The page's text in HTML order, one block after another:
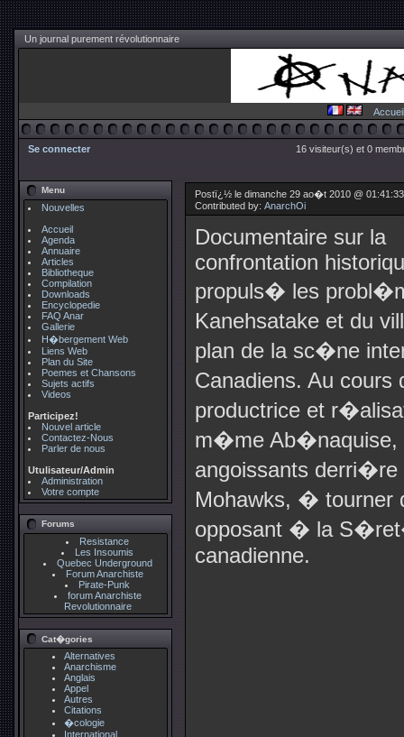
Un journal purement révolutionnaire
Accueil
Se connecter 16 visiteur(s) et 0
Menu
Nouvelles
Accueil
Agenda
Annuaire
Articles
Bibliotheque
Compilation
Downloads
Encyclopedie
FAQ Anar
Gallerie
H�bergement Web
Liens Web
Plan du Site
Poemes et Chansons
Sujets actifs
Videos
Participez!
Nouvel article
Contactez-Nous
Parler de nous
Utulisateur/Admin
Administration
Votre compte
Forums
Resistance
Les Insoumis
Quebec Underground
Forum Anarchiste
Pirate-Punk
forum Anarchiste
Revolutionnaire
Cat�gories
Alternatives
Anarchisme
Anglais
Appel
Autres
Citations
�cologie
International
Postï¿½ le dimanche 29 ao�t 2010 @
Contributed by: AnarchOi
Documentaire sur la
confrontation
propuls� les
Kanehsatake et du
plan de la sc�ne
Canadiens. Au
productrice et
m�me Ab�naquise,
angoissants
Mohawks, � tourner
opposant � la
canadienne.